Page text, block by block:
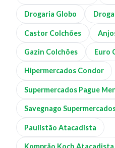
Drogaria Globo
Castor Colchões
Gazin Colchões Euro
Hipermercados Condor
Supermercados Pague
Savegnago
Paulistão Atacadista
Komprão Koch Atacadista